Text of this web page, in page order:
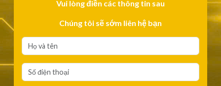
Vui lòng điền các thông tin sau
Chúng tôi sẽ sớm liên hệ bạn